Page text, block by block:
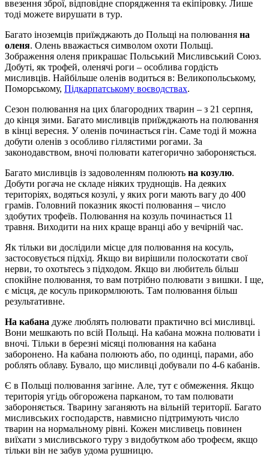
ввезення зброї, відповідне спорядження та екіпіровку. Лише
тоді можете вирушати в тур.
Багато іноземців приїжджають до Польщі на полювання на
оленя. Олень вважається символом охоти Польщі.
Зображення оленя прикрашає Польський Мисливський Союз.
Добуті, як трофей, оленячі роги – особлива гордість
мисливців. Найбільше оленів водиться в: Великопольському,
Поморському, Підкарпатському воєводствах.
Сезон полювання на цих благородних тварин – з 21 серпня,
до кінця зими. Багато мисливців приїжджають на полювання
в кінці вересня. У оленів починається гін. Саме тоді й можна
добути оленів з особливо гіллястими рогами. За
законодавством, вночі полювати категорично забороняється.
Багато мисливців із задоволенням полюють на козулю.
Добути рогача не складе ніяких труднощів. На деяких
територіях, водяться козулі, у яких роги мають вагу до 400
грамів. Головний показник якості полювання – число
здобутих трофеїв. Полювання на козуль починається 11
травня. Виходити на них краще вранці або у вечірній час.
Як тільки ви дослідили місце для полювання на косуль,
застосовується підхід. Якщо ви вирішили полоскотати свої
нерви, то охотьтесь з підходом. Якщо ви любитель більш
спокійне полювання, то вам потрібно полювати з вишки. І ще,
є місця, де косуль прикормлюють. Там полювання більш
результативне.
На кабана дуже люблять полювати практично всі мисливці.
Вони мешкають по всій Польщі. На кабана можна полювати і
вночі. Тільки в березні місяці полювання на кабана
заборонено. На кабана полюють або, по одинці, парами, або
роблять облаву. Бувало, що мисливці добували по 4-6 кабанів.
Є в Польщі полювання загінне. Але, тут є обмеження. Якщо
територія угідь обгорожена парканом, то там полювати
забороняється. Тварину заганяють на вільній території. Багато
мисливських господарств, навмисно підтримують число
тварин на нормальному рівні. Кожен мисливець повинен
виїхати з мисливського туру з видобутком або трофеєм, якщо
тільки він не забув удома рушницю.